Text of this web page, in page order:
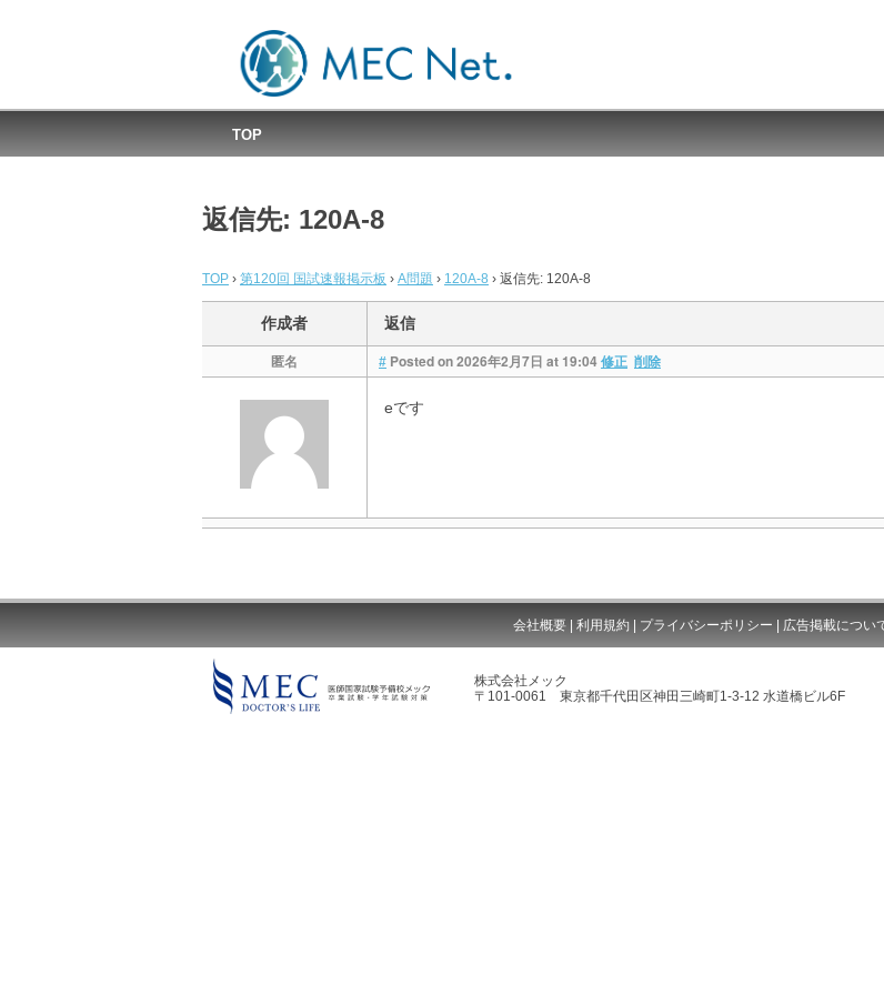
MEC国試速報掲示板
TOP
返信先: 120A-8
TOP › 第120回 国試速報掲示板 › A問題 › 120A-8 › 返信先: 120A-8
作成者 返信
匿名 # Posted on 2026年2月7日 at 19:04 修正 削除
eです
会社概要 | 利用規約 | プライバシーポリシー | 広告掲載につい
株式会社メック
〒101-0061 東京都千代田区神田三崎町1-3-12 水道橋ビル6F